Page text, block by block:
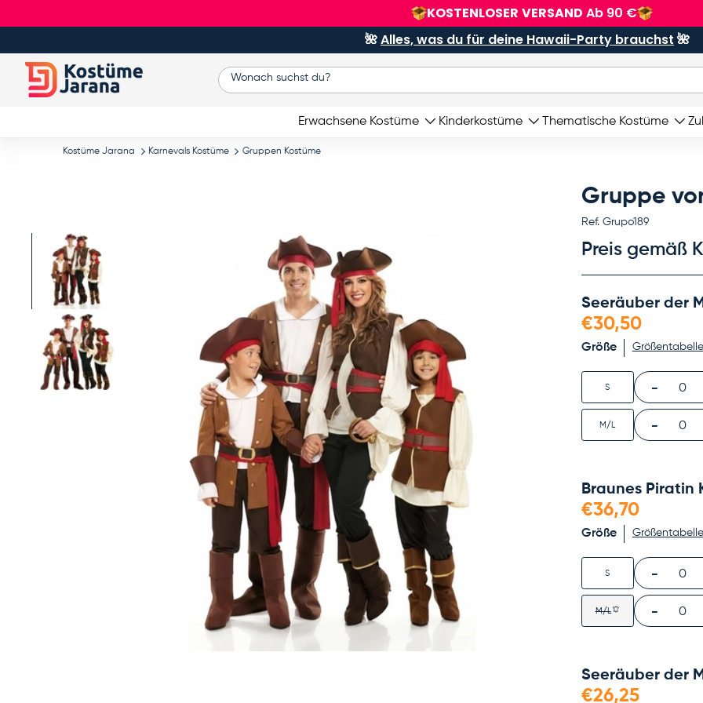
Direkt zum Inhalt
KOSTENLOSER VERSAND Ab 90 €
🌺Alles, was du für deine Hawaii-Party brauchst 🌺
Suchen
Erwachsene Kostüme Kinderkostüme Thematische Kostüme
Kostüme Jarana Karnevals Kostüme Gruppen Kostüme
Bild 1 in Galerieansicht laden
Bild 2 in Galerieansicht laden
Gruppe
Ref. Grupo189
Preis gemäß
Seeräuber der
€30,50
Größe Größentabelle
S - 0
M/L - 0
Braunes Piratin
€36,70
Größe Größentabelle
S - 0
M/L - 0
Seeräuber der
€26,25